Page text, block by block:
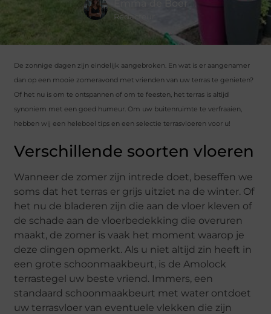
Emma de Boer
Redacteur
De zonnige dagen zijn eindelijk aangebroken. En wat is er aangenamer
dan op een mooie zomeravond met vrienden van uw terras te genieten?
Of het nu is om te ontspannen of om te feesten, het terras is altijd
synoniem met een goed humeur. Om uw buitenruimte te verfraaien,
hebben wij een heleboel tips en een selectie terrasvloeren voor u!
Verschillende soorten vloeren
Wanneer de zomer zijn intrede doet, beseffen we
soms dat het terras er grijs uitziet na de winter. Of
het nu de bladeren zijn die aan de vloer kleven of
de schade aan de vloerbedekking die overuren
maakt, de zomer is vaak het moment waarop je
deze dingen opmerkt. Als u niet altijd zin heeft in
een grote schoonmaakbeurt, is de Amolock
terrastegel uw beste vriend. Immers, een
standaard schoonmaakbeurt met water ontdoet
uw terrasvloer van eventuele vlekken die zijn